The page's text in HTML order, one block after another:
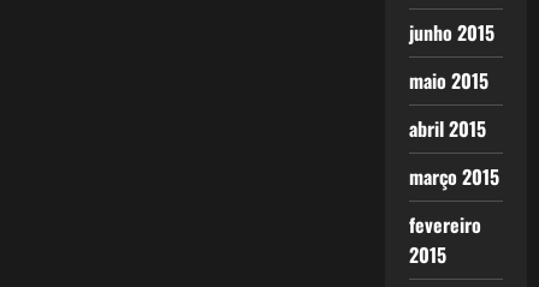
junho 2015
maio 2015
abril 2015
março 2015
fevereiro
2015